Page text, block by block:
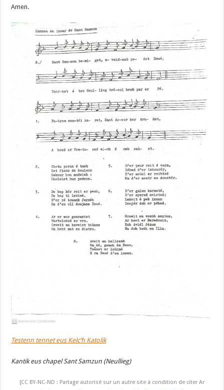
Amen.
Testenn tennet eus Kelc’h Katolik
Kantik eus chapel Sant Samzun (Neullieg)
[CC BY-NC-ND : Partage autorisé sur un autre site à condition de citer Ar